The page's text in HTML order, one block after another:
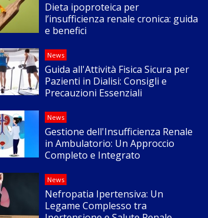
Dieta ipoproteica per
l’insufficienza renale cronica: guida
e benefici
News
Guida all'Attività Fisica Sicura per
Pazienti in Dialisi: Consigli e
Precauzioni Essenziali
News
Gestione dell'Insufficienza Renale
in Ambulatorio: Un Approccio
Completo e Integrato
News
Nefropatia Ipertensiva: Un
Legame Complesso tra